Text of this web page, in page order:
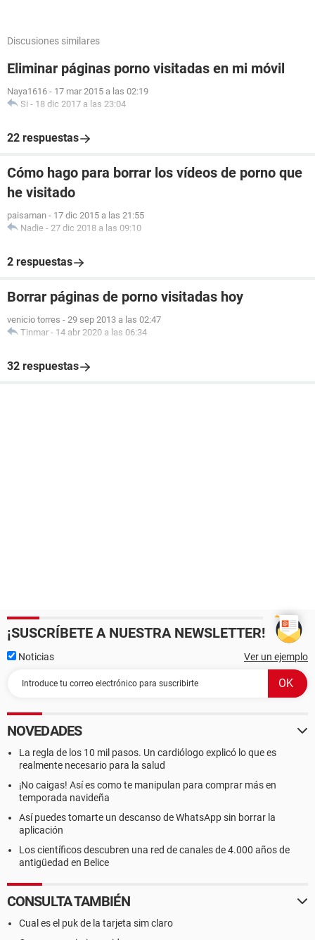
Discusiones similares
Eliminar páginas porno visitadas en mi móvil
Naya1616 - 17 mar 2015 a las 02:19
Si - 18 dic 2017 a las 23:04
22 respuestas
Cómo hago para borrar los vídeos de porno que
he visitado
paisaman - 17 dic 2015 a las 21:55
Nadie - 27 dic 2018 a las 09:10
2 respuestas
Borrar páginas de porno visitadas hoy
venicio torres - 29 sep 2013 a las 02:47
Tinmar - 14 abr 2020 a las 06:34
32 respuestas
¡SUSCRÍBETE A NUESTRA NEWSLETTER!
Noticias Ver un ejemplo
NOVEDADES
La regla de los 10 mil pasos. Un cardiólogo explicó lo que es
realmente necesario para la salud
¡No caigas! Así es como te manipulan para comprar más en
temporada navideña
Así puedes tomarte un descanso de WhatsApp sin borrar la
aplicación
Los científicos descubren una red de canales de 4.000 años de
antigüedad en Belice
CONSULTA TAMBIÉN
Cual es el puk de la tarjeta sim claro